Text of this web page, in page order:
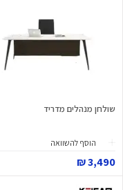
שולחן מנהלים מדריד
הוסף להשוואה
3,490 ₪